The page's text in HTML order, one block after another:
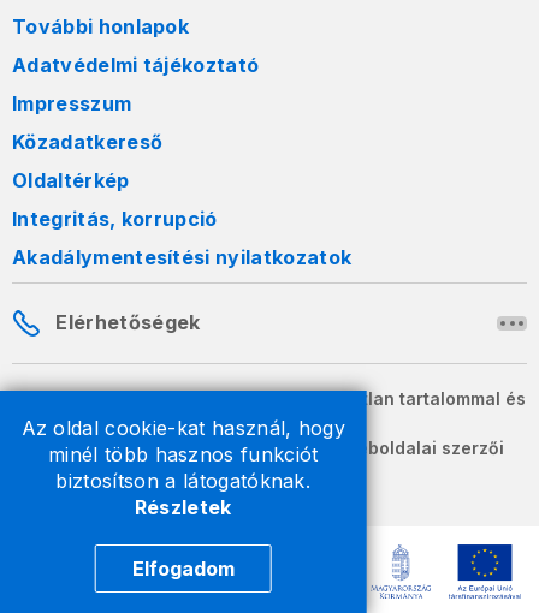
Az oldal cookie-kat használ, hogy
minél több hasznos funkciót
biztosítson a látogatóknak.
Részletek
Elfogadom
További honlapok
Adatvédelmi tájékoztató
Impresszum
Közadatkereső
Oldaltérkép
Integritás, korrupció
Akadálymentesítési nyilatkozatok
Elérhetőségek
A honlapon szereplő információk változatlan tartalommal és
formában szabadon terjeszthetők.
2026 © A Nemzeti Adó- és Vámhivatal weboldalai szerzői
jogvédelem alatt állnak.